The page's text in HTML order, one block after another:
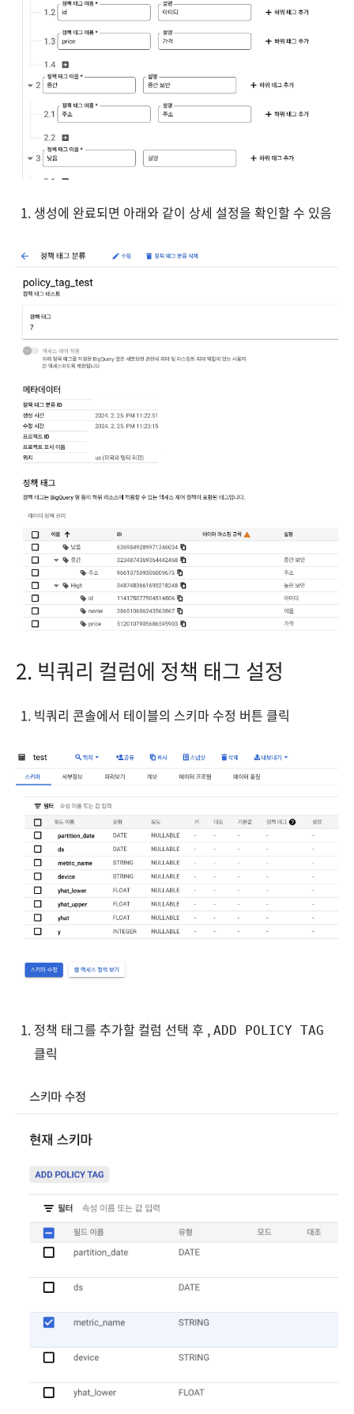
생성에 완료되면 아래와 같이 상세 설정을 확인할 수 있음
2. 빅쿼리 컬럼에 정책 태그 설정
빅쿼리 콘솔에서 테이블의 스키마 수정 버튼 클릭
정책 태그를 추가할 컬럼 선택 후 , ADD POLICY TAG
클릭